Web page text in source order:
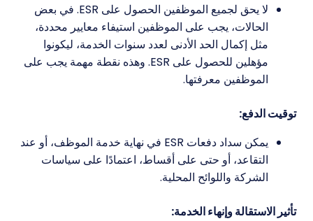
لا يحق لجميع الموظفين الحصول على ESR. في بعض
الحالات، يجب على الموظفين استيفاء معايير محددة،
مثل إكمال الحد الأدنى لعدد سنوات الخدمة، ليكونوا
مؤهلين للحصول على ESR. وهذه نقطة مهمة يجب على
الموظفين معرفتها.
توقيت الدفع:
يمكن سداد دفعات ESR في نهاية خدمة الموظف، أو عند
التقاعد، أو حتى على أقساط، اعتمادًا على سياسات
الشركة واللوائح المحلية.
تأثير الاستقالة وإنهاء الخدمة: